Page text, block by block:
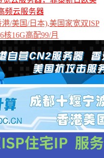
频云服务器
/美国/日本),美国家宽双ISP
16G高配99/月